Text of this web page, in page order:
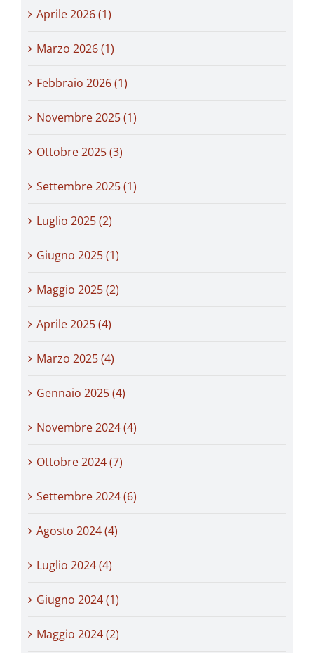
Aprile 2026 (1)
Marzo 2026 (1)
Febbraio 2026 (1)
Novembre 2025 (1)
Ottobre 2025 (3)
Settembre 2025 (1)
Luglio 2025 (2)
Giugno 2025 (1)
Maggio 2025 (2)
Aprile 2025 (4)
Marzo 2025 (4)
Gennaio 2025 (4)
Novembre 2024 (4)
Ottobre 2024 (7)
Settembre 2024 (6)
Agosto 2024 (4)
Luglio 2024 (4)
Giugno 2024 (1)
Maggio 2024 (2)